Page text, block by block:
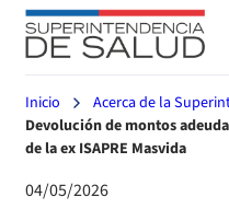
Inicio Acerca de la
Devolución de montos
de la ex ISAPRE Masvida
04/05/2026